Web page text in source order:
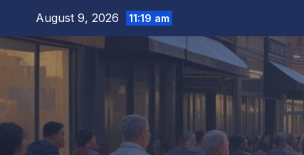
content
August 9, 2026 11:19 am